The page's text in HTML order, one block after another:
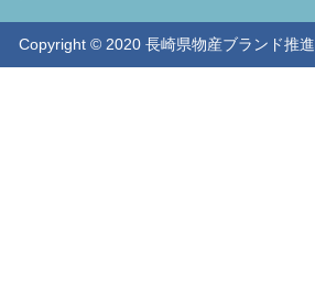
Copyright © 2020 長崎県物産ブランド推